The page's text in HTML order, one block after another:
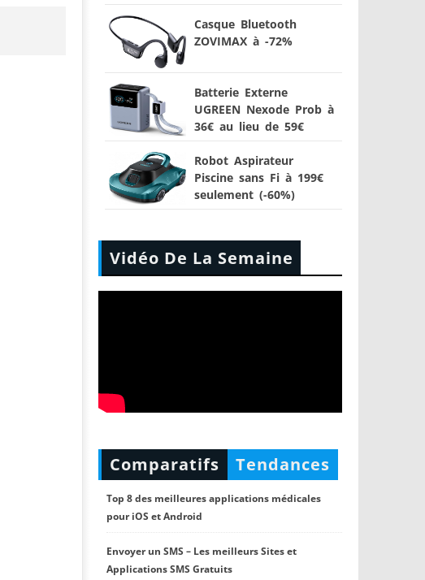
Casque Bluetooth
ZOVIMAX à -72%
Batterie Externe
UGREEN Nexode Prob à
36€ au lieu de 59€
Robot Aspirateur
Piscine sans Fi à 199€
seulement (-60%)
Vidéo De La Semaine
Comparatifs Tendances
Top 8 des meilleures applications médicales
pour iOS et Android
Envoyer un SMS – Les meilleurs Sites et
Applications SMS Gratuits